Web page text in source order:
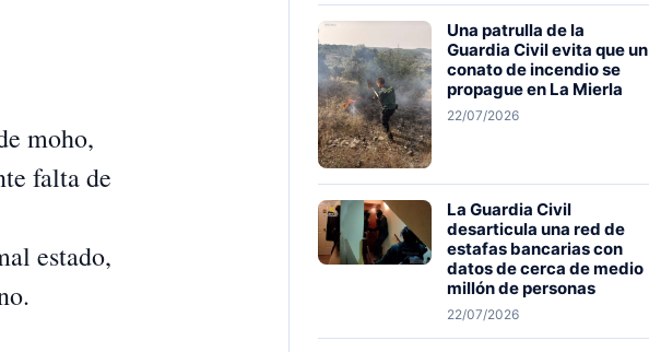
moho,
falta de
estado,
Una patrulla de la
Guardia Civil evita que un
conato de incendio se
propague en La Mierla
22/07/2026
La Guardia Civil
desarticula una red de
estafas bancarias con
datos de cerca de medio
millón de personas
22/07/2026